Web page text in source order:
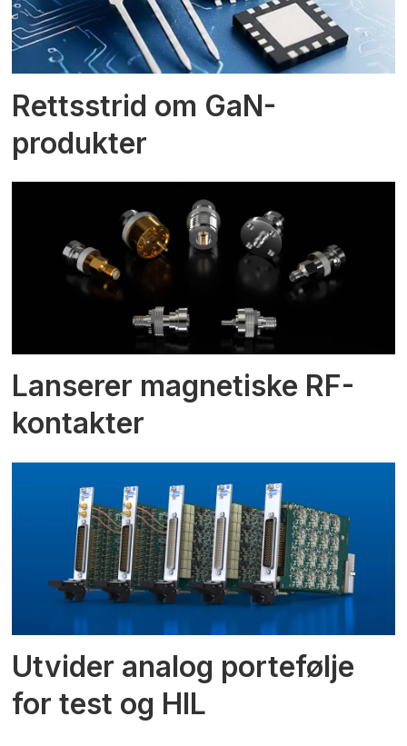
Rettsstrid om GaN-
produkter
Lanserer magnetiske RF-
kontakter
Utvider analog portefølje
for test og HIL